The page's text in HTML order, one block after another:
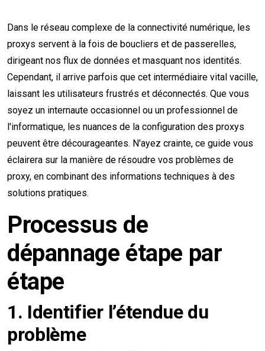
Dans le réseau complexe de la connectivité numérique, les
proxys servent à la fois de boucliers et de passerelles,
dirigeant nos flux de données et masquant nos identités.
Cependant, il arrive parfois que cet intermédiaire vital vacille,
laissant les utilisateurs frustrés et déconnectés. Que vous
soyez un internaute occasionnel ou un professionnel de
l'informatique, les nuances de la configuration des proxys
peuvent être décourageantes. N'ayez crainte, ce guide vous
éclairera sur la manière de résoudre vos problèmes de
proxy, en combinant des informations techniques à des
solutions pratiques.
Processus de
dépannage étape par
étape
1. Identifier l’étendue du
problème